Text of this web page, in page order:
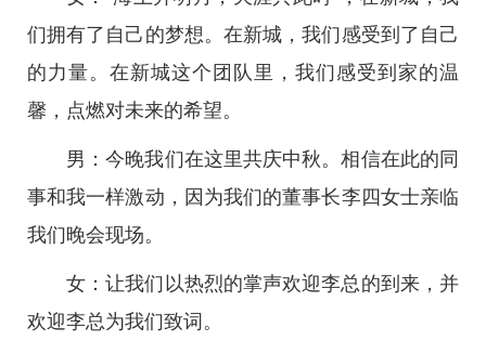
们拥有了自己的梦想。在新城，我们感受到了自己
的力量。在新城这个团队里，我们感受到家的温
馨，点燃对未来的希望。
男：今晚我们在这里共庆中秋。相信在此的同
事和我一样激动，因为我们的董事长李四女士亲临
我们晚会现场。
女：让我们以热烈的掌声欢迎李总的到来，并
欢迎李总为我们致词。